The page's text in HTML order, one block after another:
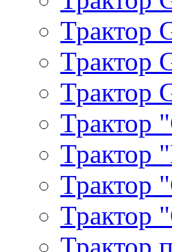
Трактор
Трактор
Трактор
Трактор
Трактор
Трактор
Трактор
Трактор